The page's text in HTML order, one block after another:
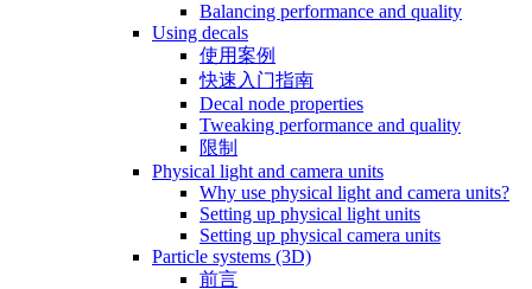
Balancing performance and quality
Using decals
使用案例
快速入门指南
Decal node properties
Tweaking performance and quality
限制
Physical light and camera units
Why use physical light and camera units?
Setting up physical light units
Setting up physical camera units
Particle systems (3D)
前言